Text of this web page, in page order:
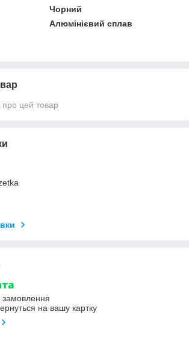
Чорний
Алюмінієвий сплав
про цей товар
замовлення
на вашу картку